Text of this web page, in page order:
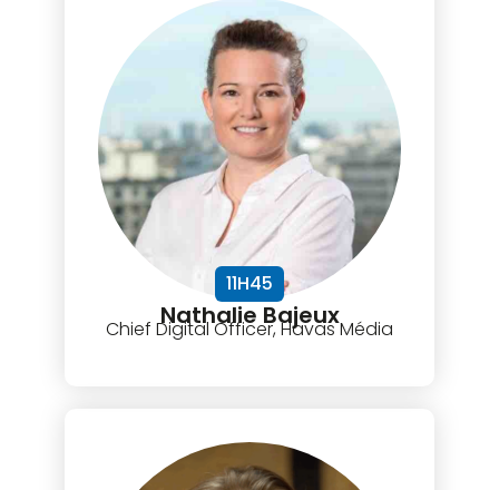
11H45
Nathalie Bajeux
Chief Digital Officer, Havas Média